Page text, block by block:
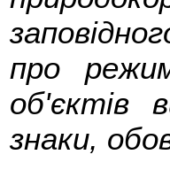
про
об'єктів
знаки,